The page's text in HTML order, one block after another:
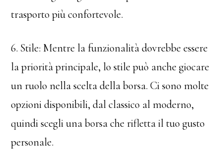
trasporto più confortevole.
6. Stile: Mentre la funzionalità dovrebbe essere
la priorità principale, lo stile può anche giocare
un ruolo nella scelta della borsa. Ci sono molte
opzioni disponibili, dal classico al moderno,
quindi scegli una borsa che rifletta il tuo gusto
personale.